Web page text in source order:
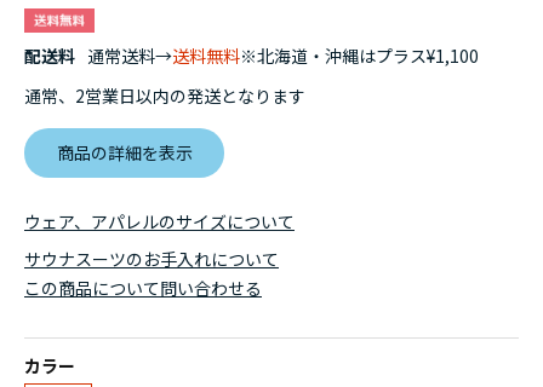
配送料 通常送料→送料無料※北海道・沖縄はプラス¥1,100
通常、2営業日以内の発送となります
商品の詳細を表示
ウェア、アパレルのサイズについて
サウナスーツのお手入れについて
カラー
この商品について問い合わせる